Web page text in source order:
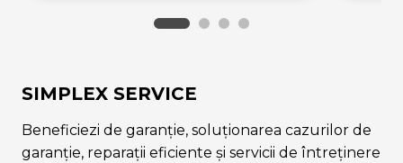
SIMPLEX SERVICE
Beneficiezi de garanție, soluționarea cazurilor de
garanție, reparații eficiente și servicii de întreținere